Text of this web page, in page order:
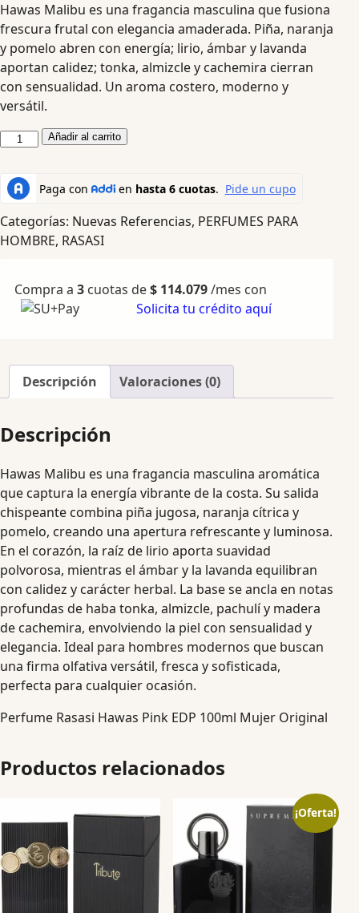
Hawas Malibu es una fragancia masculina que fusiona
frescura frutal con elegancia amaderada. Piña, naranja
y pomelo abren con energía; lirio, ámbar y lavanda
aportan calidez; tonka, almizcle y cachemira cierran
con sensualidad. Un aroma costero, moderno y
versátil.
Añadir al carrito
Categorías: Nuevas Referencias, PERFUMES PARA
HOMBRE, RASASI
Compra a 3 cuotas de$ 114.079/mes con
Solicita tu crédito aquí
Descripción Valoraciones (0)
Descripción
Hawas Malibu es una fragancia masculina aromática
que captura la energía vibrante de la costa. Su salida
chispeante combina piña jugosa, naranja cítrica y
pomelo, creando una apertura refrescante y luminosa.
En el corazón, la raíz de lirio aporta suavidad
polvorosa, mientras el ámbar y la lavanda equilibran
con calidez y carácter herbal. La base se ancla en notas
profundas de haba tonka, almizcle, pachulí y madera
de cachemira, envolviendo la piel con sensualidad y
elegancia. Ideal para hombres modernos que buscan
una firma olfativa versátil, fresca y sofisticada,
perfecta para cualquier ocasión.
Perfume Rasasi Hawas Pink EDP 100ml Mujer Original
Productos relacionados
¡Oferta!